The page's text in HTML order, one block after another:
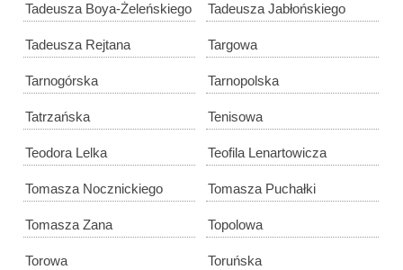
Tadeusza Boya-Żeleńskiego Tadeusza Jabłońskiego
Tadeusza Rejtana Targowa
Tarnogórska Tarnopolska
Tatrzańska Tenisowa
Teodora Lelka Teofila Lenartowicza
Tomasza Nocznickiego Tomasza Puchałki
Tomasza Zana Topolowa
Torowa Toruńska